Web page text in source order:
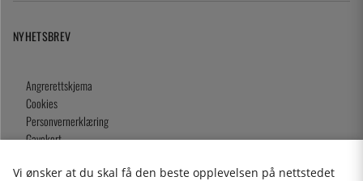
NYHETSBREV
Angrerettskjema
Cookies
Personvernerklæring
Gavekort
Vi ønsker at du skal få den beste opplevelsen på nettstedet